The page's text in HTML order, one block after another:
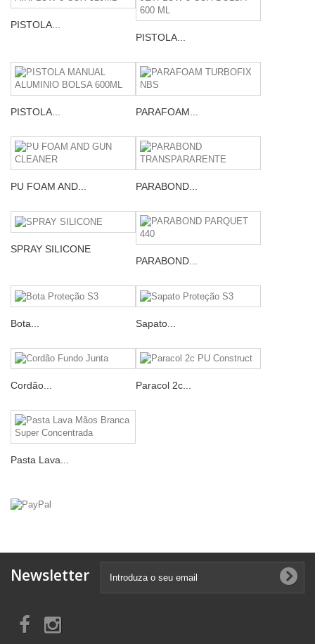
PISTOLA...
PISTOLA...
PISTOLA... PARAFOAM...
PU FOAM AND... PARABOND...
SPRAY SILICONE
PARABOND...
Bota... Sapato...
Cordão... Paracol 2c...
Pasta Lava...
Newsletter